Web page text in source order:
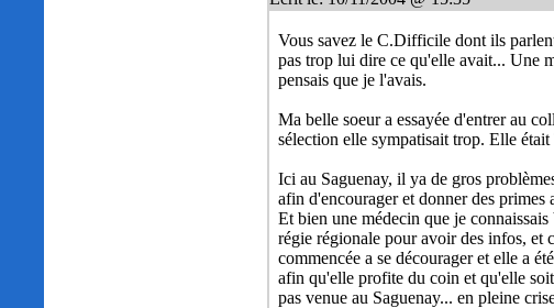
Vous savez le C.Difficile dont ils
pas trop lui dire ce qu'elle avait... Une
pensais que je l'avais.
Ma belle soeur a essayée d'entrer au
sélection elle sympatisait trop. Elle
Ici au Saguenay, il ya de gros
afin d'encourager et donner des
Et bien une médecin que je
régie régionale pour avoir des infos,
commencée a se décourager et elle a
afin qu'elle profite du coin et qu'elle
pas venue au Saguenay... en pleine